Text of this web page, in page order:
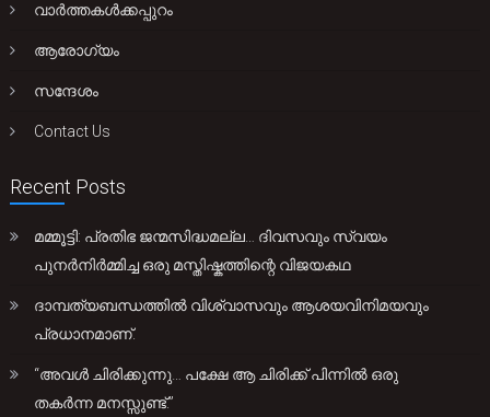
വാർത്തകൾക്കപ്പുറം
ആരോഗ്യം
സന്ദേശം
Contact Us
Recent Posts
മമ്മൂട്ടി: പ്രതിഭ ജന്മസിദ്ധമല്ല… ദിവസവും സ്വയം
പുനർനിർമ്മിച്ച ഒരു മസ്തിഷ്കത്തിന്റെ വിജയകഥ
ദാമ്പത്യബന്ധത്തിൽ വിശ്വാസവും ആശയവിനിമയവും
പ്രധാനമാണ്.
“അവൾ ചിരിക്കുന്നു… പക്ഷേ ആ ചിരിക്ക് പിന്നിൽ ഒരു
തകർന്ന മനസ്സുണ്ട്.”